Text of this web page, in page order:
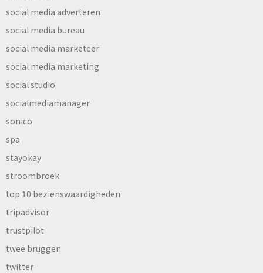
social media adverteren
social media bureau
social media marketeer
social media marketing
social studio
socialmediamanager
sonico
spa
stayokay
stroombroek
top 10 bezienswaardigheden
tripadvisor
trustpilot
twee bruggen
twitter